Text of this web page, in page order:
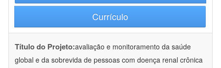
Currículo
Título do Projeto:avaliação e monitoramento da saúde
global e da sobrevida de pessoas com doença renal crônica